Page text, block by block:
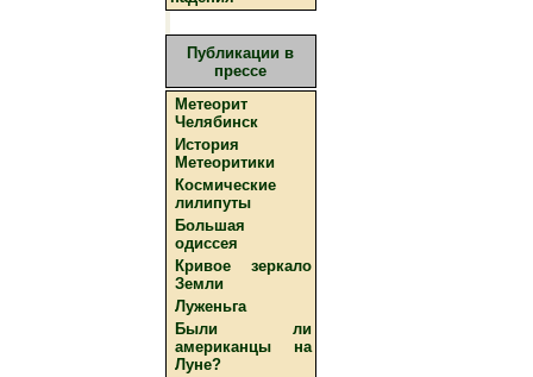
Публикации в
прессе
Метеорит
Челябинск
История
Метеоритики
Космические
лилипуты
Большая
одиссея
Кривое зеркало
Земли
Луженьга
Были ли
американцы на
Луне?